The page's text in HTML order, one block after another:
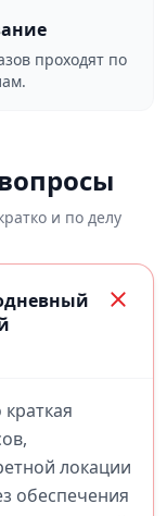
проходят по
и по делу
локации
обеспечения